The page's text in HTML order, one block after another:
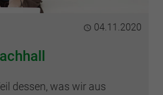
Publiziert
04.11.2020
dessen, was wir aus